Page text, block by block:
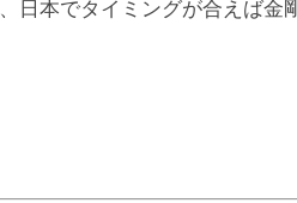
日本でタイミングが合えば金